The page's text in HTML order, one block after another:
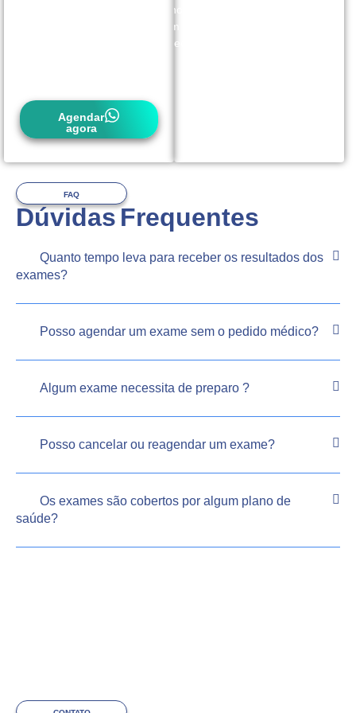
conosco
com
antecedência.
Agendar
agora
FAQ
Dúvidas Frequentes
Quanto tempo leva para receber os resultados dos
exames?
Posso agendar um exame sem o pedido médico?
Algum exame necessita de preparo ?
Posso cancelar ou reagendar um exame?
Os exames são cobertos por algum plano de
saúde?